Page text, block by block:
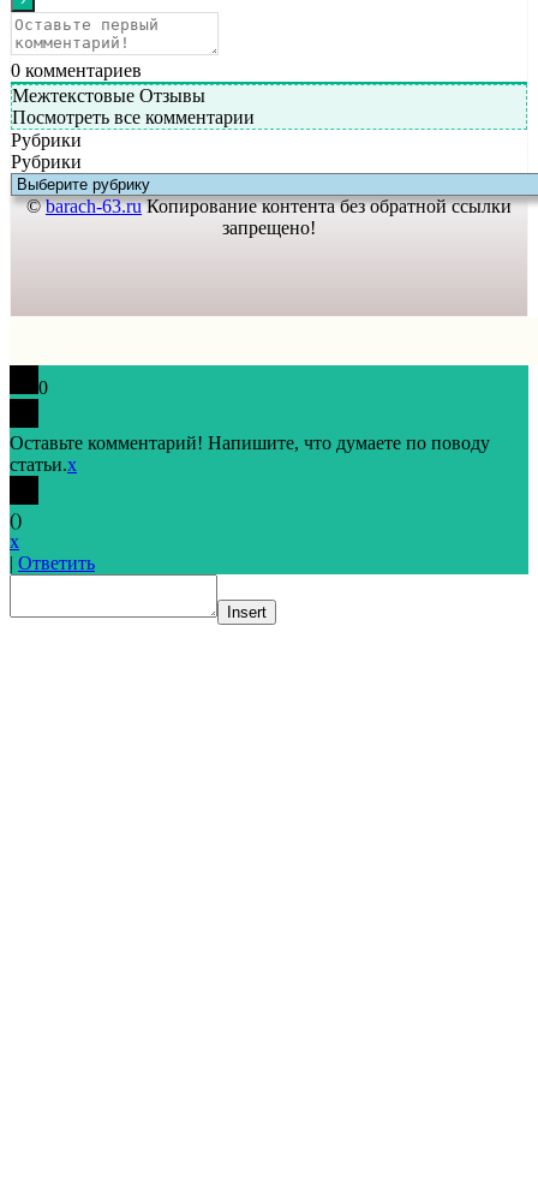
0 комментариев
Межтекстовые Отзывы
Посмотреть все комментарии
Рубрики
Рубрики
©barach-63.ruКопирование контента без обратной ссылки
запрещено!
0
Оставьте комментарий! Напишите, что думаете по поводу
статьи.x
()
x
| Ответить
Insert